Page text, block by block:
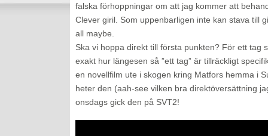
falska förhoppningar om att jag kommer att
Clever giril. Som uppenbarligen inte kan stava till
all maybe.
Ska vi hoppa direkt till första punkten? För ett tag
exakt hur längesen så ”ett tag” är tillräckligt
en novellfilm ute i skogen kring Matfors hemma i
heter den (aah-see vilken bra direktöversättning
onsdags gick den på SVT2!